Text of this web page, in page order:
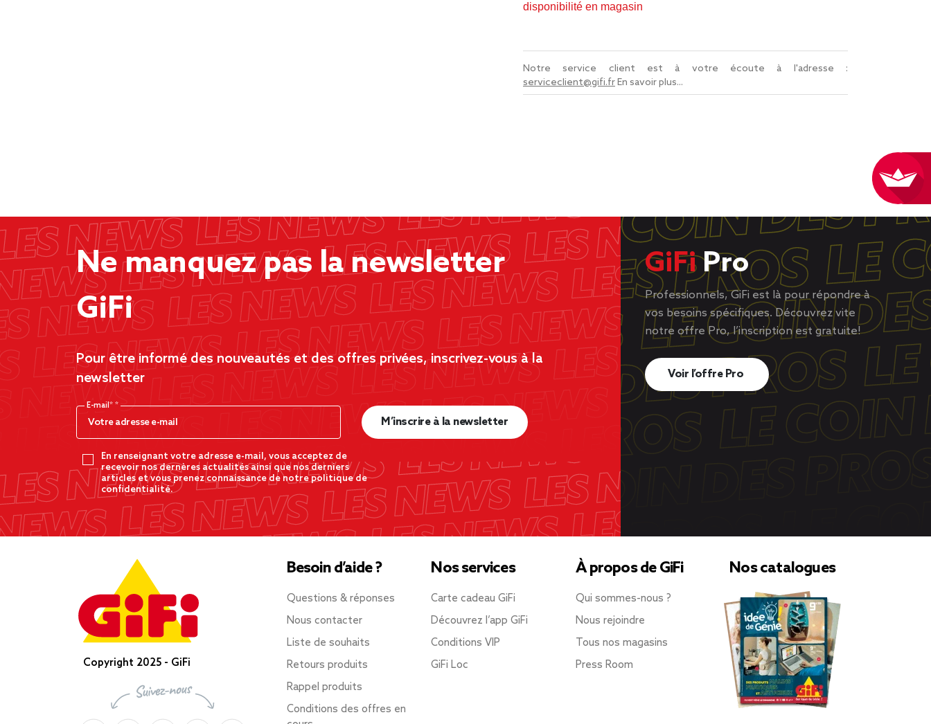
disponibilité en magasin
Notre service client est à votre écoute à l'adresse :
serviceclient@gifi.frEn savoir plus...
Ne manquez pas la newsletter
GiFi
Pour être informé des nouveautés et des offres privées, inscrivez-vous à la
newsletter
E-mail*
En renseignant votre adresse e-mail, vous acceptez de
recevoir nos dernères actualités ainsi que nos derniers
articles et vous prenez connaissance de notre politique de
confidentialité.
M’inscrire à la newsletter
GiFiPro
Professionnels, GiFi est là pour répondre à
vos besoins spécifiques. Découvrez vite
notre offre Pro, l’inscription est gratuite!
Voir l’offre Pro
Copyright 2025 - GiFi
Besoin d’aide ?
Questions & réponses
Nous contacter
Liste de souhaits
Retours produits
Rappel produits
Conditions des offres en
Nos services
Carte cadeau GiFi
Découvrez l’app GiFi
Conditions VIP
GiFi Loc
À propos de GiFi
Qui sommes-nous ?
Nous rejoindre
Tous nos magasins
Press Room
Nos catalogues